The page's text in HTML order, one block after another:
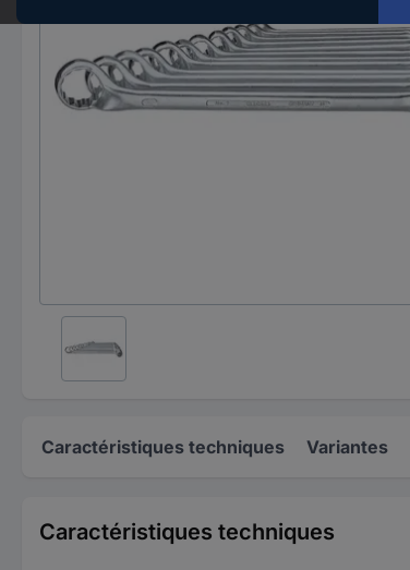
Caractéristiques techniques Variantes
Caractéristiques techniques